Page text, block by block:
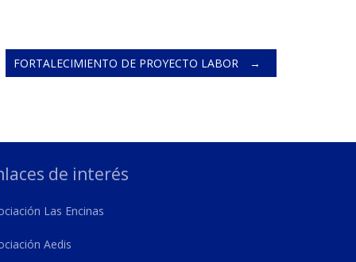
FORTALECIMIENTO DE PROYECTO LABOR →
de interés
Las Encinas
Aedis